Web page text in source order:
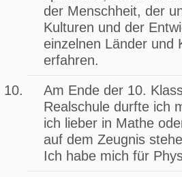
der Menschheit, der
Kulturen und der
einzelnen Länder und
erfahren.
Am Ende der 10.
Realschule durfte ich
ich lieber in Mathe
auf dem Zeugnis
Ich habe mich für